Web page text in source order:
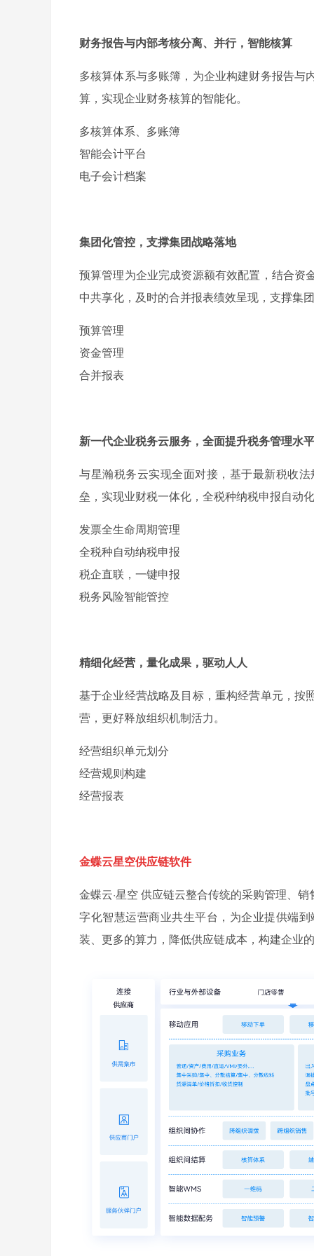
财务报告与内部考核分离、并行，智能核算
多核算体系与多账簿，为企业构建财务报告
算，实现企业财务核算的智能化。
多核算体系、多账簿
智能会计平台
电子会计档案
集团化管控，支撑集团战略落地
预算管理为企业完成资源额有效配置，结合资
中共享化，及时的合并报表绩效呈现，支撑集
预算管理
资金管理
合并报表
新一代企业税务云服务，全面提升税务管理水平
与星瀚税务云实现全面对接，基于最新税收
垒，实现业财税一体化，全税种纳税申报自动
发票全生命周期管理
全税种自动纳税申报
税企直联，一键申报
税务风险智能管控
精细化经营，量化成果，驱动人人
基于企业经营战略及目标，重构经营单元，按
营，更好释放组织机制活力。
经营组织单元划分
经营规则构建
经营报表
金蝶云星空供应链软件
金蝶云·星空 供应链云整合传统的采购管理、
字化智慧运营商业共生平台，为企业提供端
装、更多的算力，降低供应链成本，构建企业